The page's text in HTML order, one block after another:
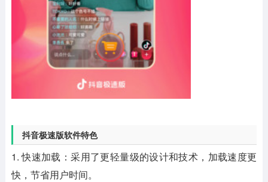
抖音极速版软件特色
1. 快速加载：采用了更轻量级的设计和技术，加载速度更
快，节省用户时间。